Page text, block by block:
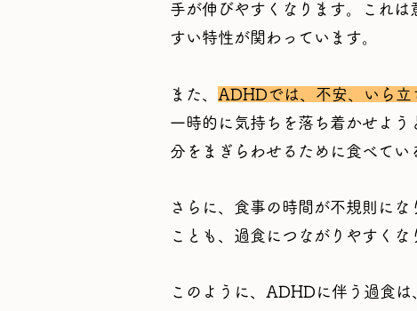
手が伸びやすくなります。これは
すい特性が関わっています。
また、 ADHDでは、不安、いら立
一時的に気持ちを落ち着かせよう
分をまぎらわせるために食べてい
さらに、食事の時間が不規則に
ことも、過食につながりやすくな
このように、ADHDに伴う過食は